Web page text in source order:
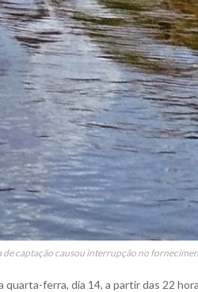
de captação causou interrupção no
ferra, dia 14, a partir das 22